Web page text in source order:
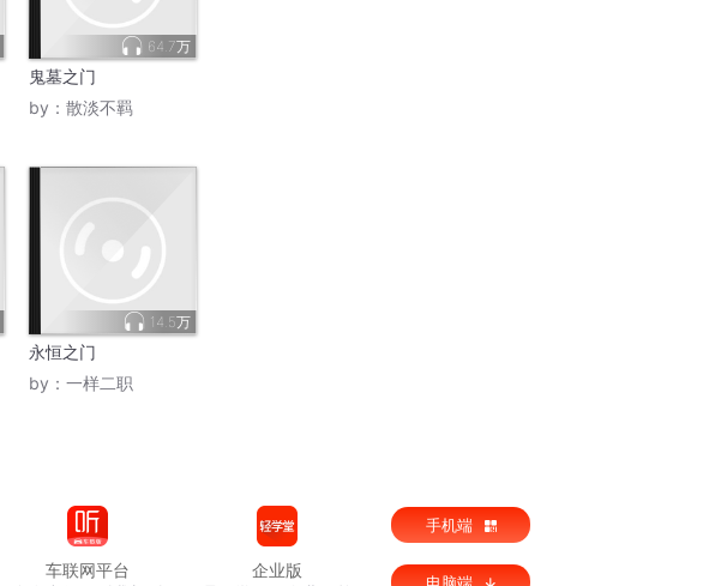
64.7万
鬼墓之门
by： 散淡不羁
14.5万
永恒之门
by： 一样二职
车联网平台
企业版
手机端